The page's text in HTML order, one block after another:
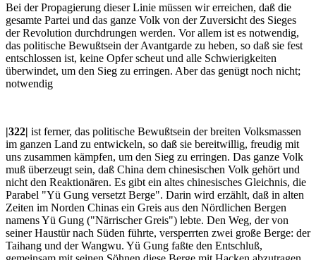
Bei der Propagierung dieser Linie müssen wir erreichen, daß die
gesamte Partei und das ganze Volk von der Zuversicht des Sieges
der Revolution durchdrungen werden. Vor allem ist es notwendig,
das politische Bewußtsein der Avantgarde zu heben, so daß sie fest
entschlossen ist, keine Opfer scheut und alle Schwierigkeiten
überwindet, um den Sieg zu erringen. Aber das genügt noch nicht;
notwendig
|322| ist ferner, das politische Bewußtsein der breiten Volksmassen
im ganzen Land zu entwickeln, so daß sie bereitwillig, freudig mit
uns zusammen kämpfen, um den Sieg zu erringen. Das ganze Volk
muß überzeugt sein, daß China dem chinesischen Volk gehört und
nicht den Reaktionären. Es gibt ein altes chinesisches Gleichnis, die
Parabel "Yü Gung versetzt Berge". Darin wird erzählt, daß in alten
Zeiten im Norden Chinas ein Greis aus den Nördlichen Bergen
namens Yü Gung ("Närrischer Greis") lebte. Den Weg, der von
seiner Haustür nach Süden führte, versperrten zwei große Berge: der
Taihang und der Wangwu. Yü Gung faßte den Entschluß,